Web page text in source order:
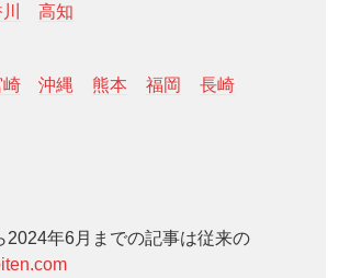
高知
崎 沖縄 熊本 福岡
長崎
2024年6月までの記事は従来の